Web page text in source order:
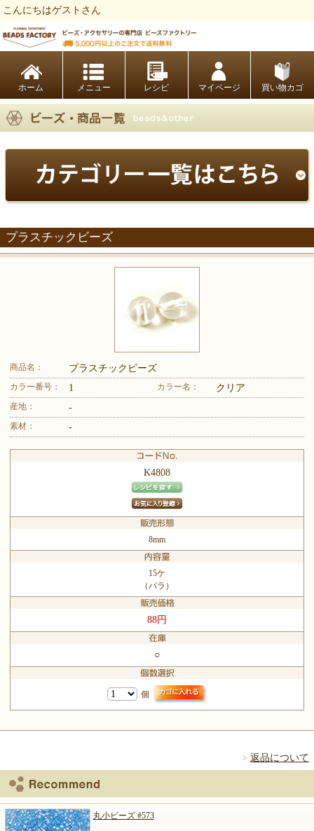
こんにちはゲストさん
ホーム レシピ マイページ 買い物カゴ
プラスチックビーズ
商品名： プラスチックビーズ
カラー番号： 1 カラー名： クリア
産地： -
素材： -
K4808
8mm
15ケ
（バラ）
88円
○
個
返品について
丸小ビーズ #573